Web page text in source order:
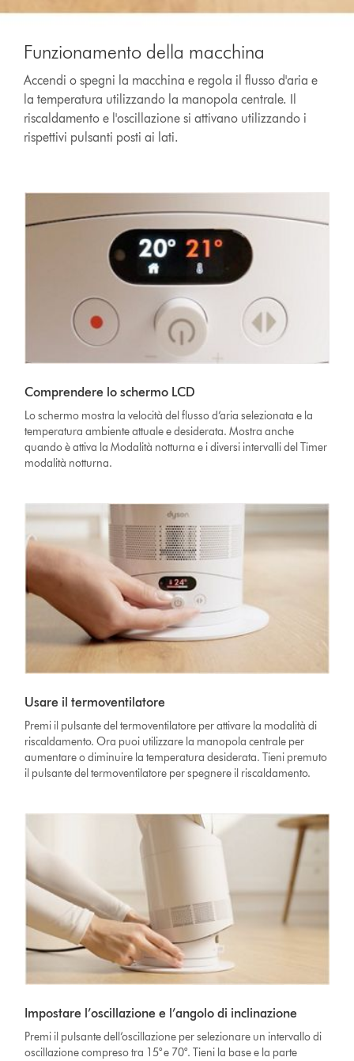
Funzionamento della macchina
Accendi o spegni la macchina e regola il flusso d'aria e
la temperatura utilizzando la manopola centrale. Il
riscaldamento e l'oscillazione si attivano utilizzando i
rispettivi pulsanti posti ai lati.
Comprendere lo schermo LCD
Lo schermo mostra la velocità del flusso d’aria selezionata e la
temperatura ambiente attuale e desiderata. Mostra anche
quando è attiva la Modalità notturna e i diversi intervalli del Timer
modalità notturna.
Usare il termoventilatore
Premi il pulsante del termoventilatore per attivare la modalità di
riscaldamento. Ora puoi utilizzare la manopola centrale per
aumentare o diminuire la temperatura desiderata. Tieni premuto
il pulsante del termoventilatore per spegnere il riscaldamento.
Impostare l’oscillazione e l’angolo di inclinazione
Premi il pulsante dell’oscillazione per selezionare un intervallo di
oscillazione compreso tra 15° e 70°. Tieni la base e la parte